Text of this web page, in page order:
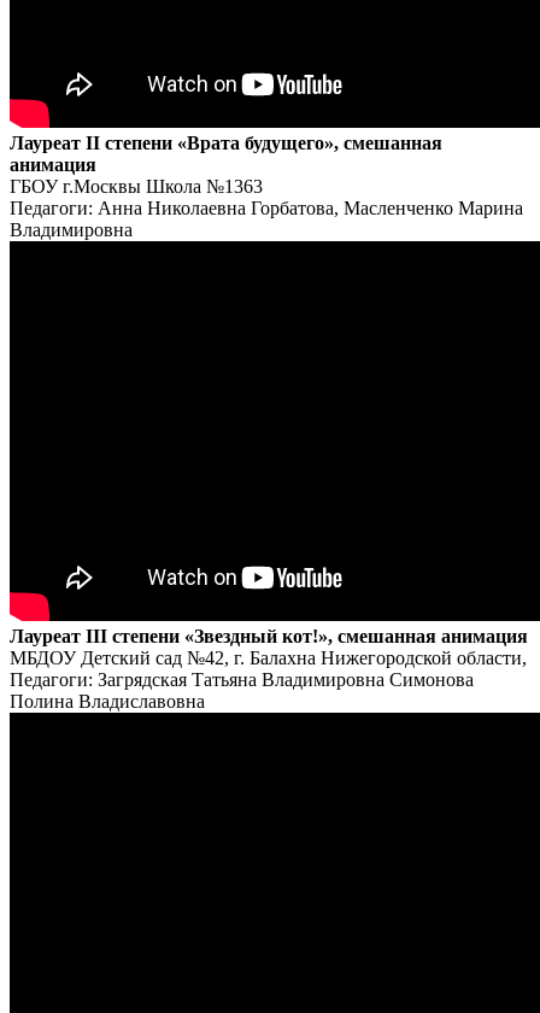
Лауреат II степени «Врата будущего», смешанная
анимация
ГБОУ г.Москвы Школа №1363
Педагоги: Анна Николаевна Горбатова, Масленченко Марина
Владимировна
Лауреат III степени «Звездный кот!», смешанная анимация
МБДОУ Детский сад №42, г. Балахна Нижегородской области,
Педагоги: Загрядская Татьяна Владимировна Симонова
Полина Владиславовна